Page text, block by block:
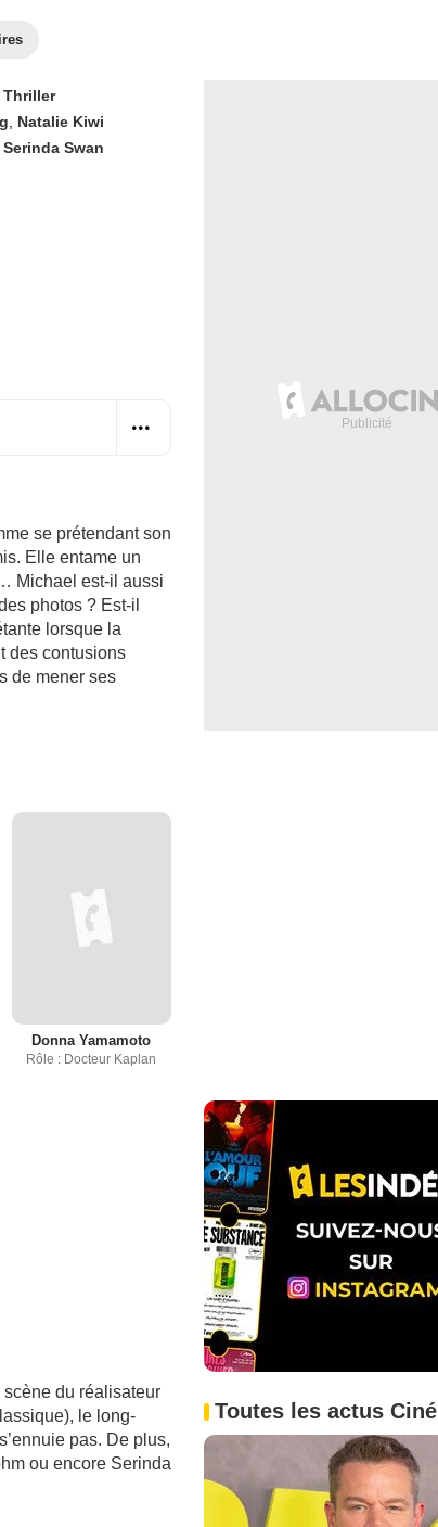
Thriller
Natalie Kiwi
Serinda Swan
se prétendant son
Elle entame un
Michael est-il aussi
photos ? Est-il
lorsque la
des contusions
de mener ses
Donna Yamamoto
Rôle : Docteur Kaplan
du réalisateur
le long-
pas. De plus,
ou encore Serinda
Toutes les actus Ciné